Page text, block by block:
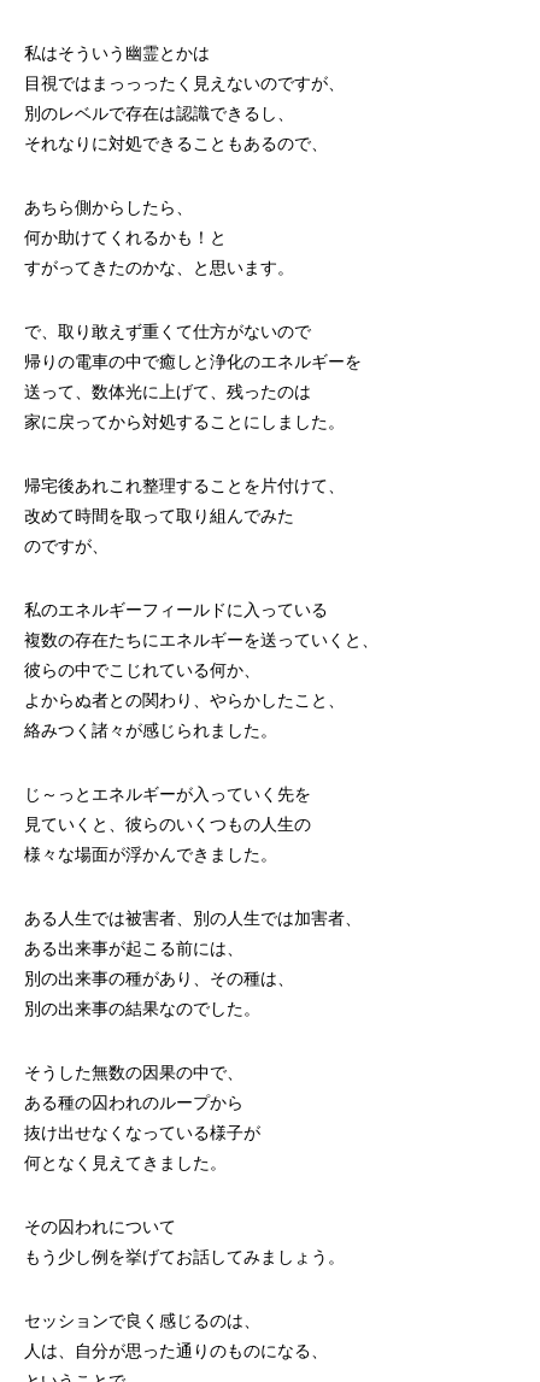
私はそういう幽霊とかは
目視ではまっっったく見えないのですが、
別のレベルで存在は認識できるし、
それなりに対処できることもあるので、
あちら側からしたら、
何か助けてくれるかも！と
すがってきたのかな、と思います。
で、取り敢えず重くて仕方がないので
帰りの電車の中で癒しと浄化のエネルギーを
送って、数体光に上げて、残ったのは
家に戻ってから対処することにしました。
帰宅後あれこれ整理することを片付けて、
改めて時間を取って取り組んでみた
のですが、
私のエネルギーフィールドに入っている
複数の存在たちにエネルギーを送っていくと、
彼らの中でこじれている何か、
よからぬ者との関わり、やらかしたこと、
絡みつく諸々が感じられました。
じ～っとエネルギーが入っていく先を
見ていくと、彼らのいくつもの人生の
様々な場面が浮かんできました。
ある人生では被害者、別の人生では加害者、
ある出来事が起こる前には、
別の出来事の種があり、その種は、
別の出来事の結果なのでした。
そうした無数の因果の中で、
ある種の囚われのループから
抜け出せなくなっている様子が
何となく見えてきました。
その囚われについて
もう少し例を挙げてお話してみましょう。
セッションで良く感じるのは、
人は、自分が思った通りのものになる、